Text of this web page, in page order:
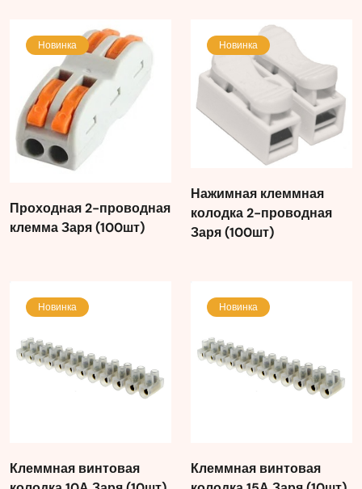
Новинка
Проходная 2-проводная
клемма Заря (100шт)
Новинка
Нажимная клеммная
колодка 2-проводная
Заря (100шт)
Новинка
Клеммная винтовая
Новинка
Клеммная винтовая